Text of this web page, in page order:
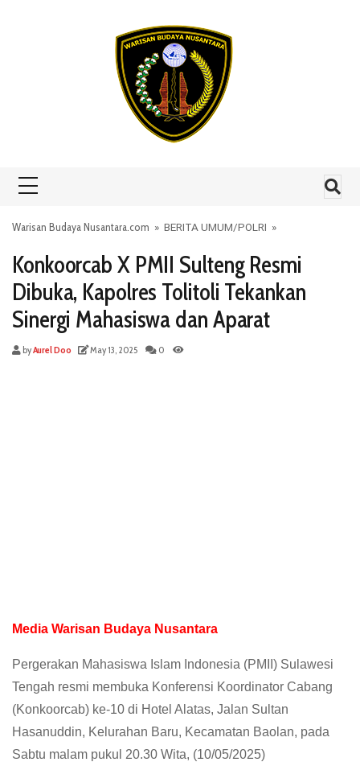
Warisan Budaya Nusantara.com » BERITA UMUM/POLRI »
Konkoorcab X PMII Sulteng Resmi
Dibuka, Kapolres Tolitoli Tekankan
Sinergi Mahasiswa dan Aparat
byAurel Doo May 13, 2025 0
Media Warisan Budaya Nusantara
Pergerakan Mahasiswa Islam Indonesia (PMII) Sulawesi
Tengah resmi membuka Konferensi Koordinator Cabang
(Konkoorcab) ke-10 di Hotel Alatas, Jalan Sultan
Hasanuddin, Kelurahan Baru, Kecamatan Baolan, pada
Sabtu malam pukul 20.30 Wita, (10/05/2025)